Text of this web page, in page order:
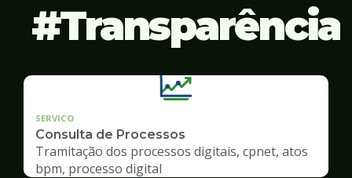
Transparência
SERVICO
Consulta de Processos
Tramitação dos processos digitais, cpnet, atos
bpm, processo digital